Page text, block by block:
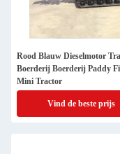
Rood Blauw Dieselmotor
Boerderij Boerderij Paddy
Mini Tractor
Vind de beste prijs